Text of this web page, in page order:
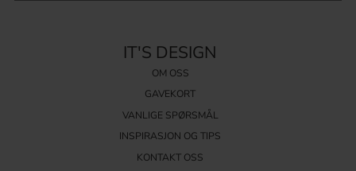
IT'S DESIGN
OM OSS
GAVEKORT
VANLIGE SPØRSMÅL
INSPIRASJON OG TIPS
KONTAKT OSS